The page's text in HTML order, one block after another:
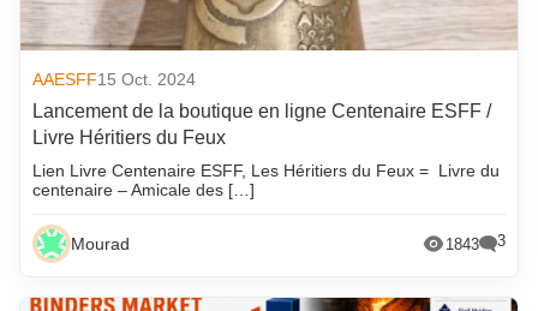
AAESFF15 Oct. 2024
Lancement de la boutique en ligne Centenaire ESFF /
Livre Héritiers du Feux
Lien Livre Centenaire ESFF, Les Héritiers du Feux = Livre du
centenaire – Amicale des […]
Mourad 1843 3